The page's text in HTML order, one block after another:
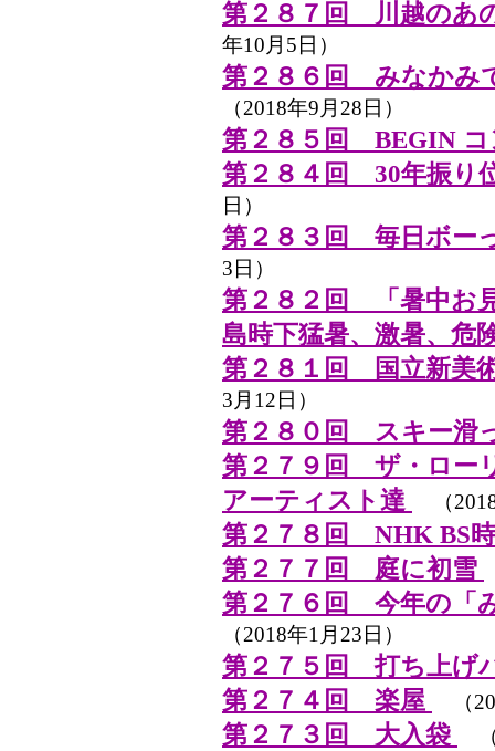
第２８７回 川越のあ
年10月5日）
第２８６回 みなかみ
（2018年9月28日）
第２８５回 BEGIN
第２８４回 30年振り
日）
第２８３回 毎日ボー
3日）
第２８２回 「暑中お
島時下猛暑、激暑、
第２８１回 国立新美
3月12日）
第２８０回 スキー滑
第２７９回 ザ・ロー
アーティスト達
（
第２７８回 NHK BS
第２７７回 庭に初雪
第２７６回 今年の「
（2018年1月23日）
第２７５回 打ち上げ
第２７４回 楽屋
（
第２７３回 大入袋 （